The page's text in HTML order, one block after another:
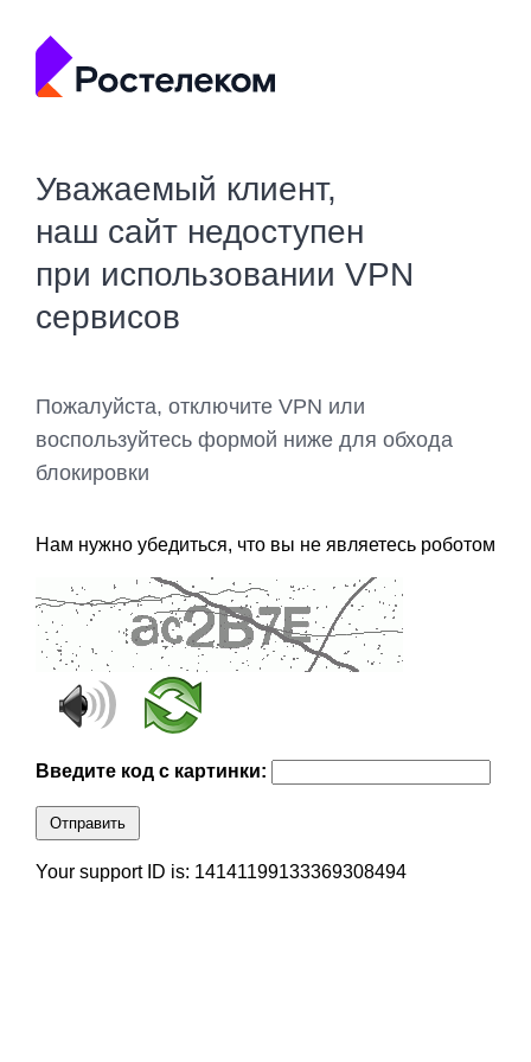
Уважаемый клиент,
наш сайт недоступен
при использовании VPN
сервисов
Пожалуйста, отключите VPN или
воспользуйтесь формой ниже для обхода
блокировки
Нам нужно убедиться, что вы не являетесь роботом
Введите код с картинки:
Отправить
Your support ID is: 14141199133369308494